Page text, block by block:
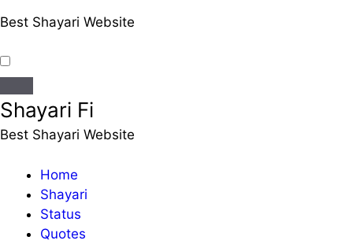
Best Shayari Website
Shayari Fi
Best Shayari Website
Home
Shayari
Status
Quotes